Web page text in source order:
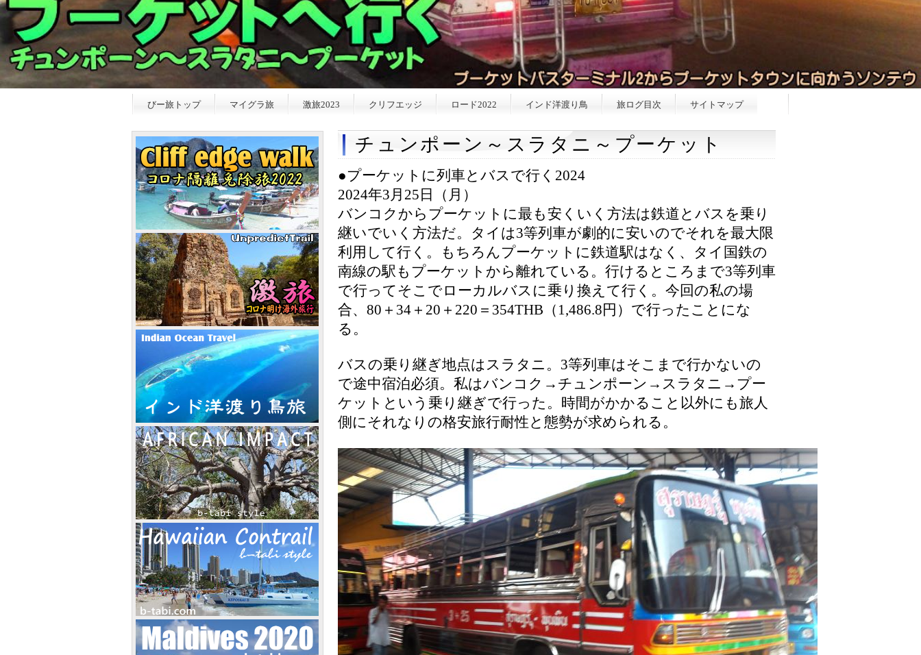
チュンポーン～スラタニ～プーケット
●プーケットに列車とバスで行く2024
2024年3月25日（月）
バンコクからプーケットに最も安くいく方法は鉄道とバスを乗り
継いでいく方法だ。タイは3等列車が劇的に安いのでそれを最大限
利用して行く。もちろんプーケットに鉄道駅はなく、タイ国鉄の
南線の駅もプーケットから離れている。行けるところまで3等列車
で行ってそこでローカルバスに乗り換えて行く。今回の私の場
合、80＋34＋20＋220＝354THB（1,486.8円）で行ったことにな
る。
バスの乗り継ぎ地点はスラタニ。3等列車はそこまで行かないの
で途中宿泊必須。私はバンコク→チュンポーン→スラタニ→プー
ケットという乗り継ぎで行った。時間がかかること以外にも旅人
側にそれなりの格安旅行耐性と態勢が求められる。
びー旅トップ マイグラ旅 激旅2023 クリフエッジ ロード2022 インド洋渡り鳥 旅ログ目次 サイトマップ